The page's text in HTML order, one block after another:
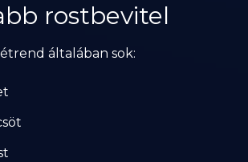
rostbevitel
általában sok: